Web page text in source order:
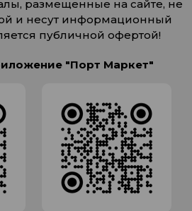
размещенные на сайте, не
и несут информационный
публичной офертой!
"Порт Маркет"